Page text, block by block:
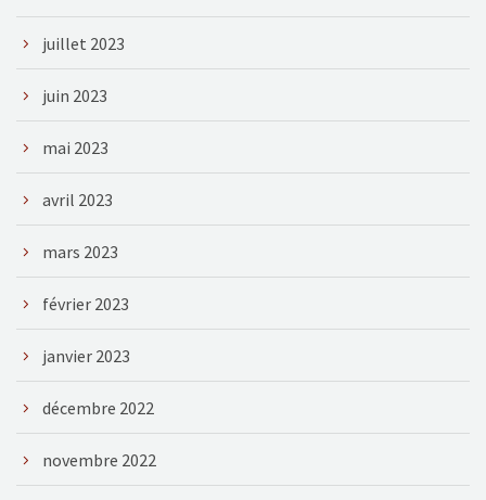
juillet 2023
juin 2023
mai 2023
avril 2023
mars 2023
février 2023
janvier 2023
décembre 2022
novembre 2022